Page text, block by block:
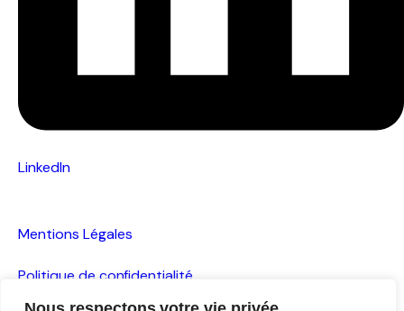
LinkedIn
Mentions Légales
Politique de confidentialité